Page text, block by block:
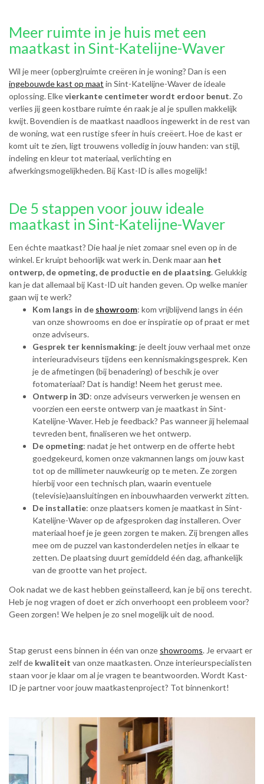
Meer ruimte in je huis met een
maatkast in Sint-Katelijne-Waver
Wil je meer (opberg)ruimte creëren in je woning? Dan is een
ingebouwde kast op maat in Sint-Katelijne-Waver de ideale
oplossing. Elkevierkante centimeter wordt erdoor benut. Zo
verlies jij geen kostbare ruimte én raak je al je spullen makkelijk
kwijt. Bovendien is de maatkast naadloos ingewerkt in de rest van
de woning, wat een rustige sfeer in huis creëert. Hoe de kast er
komt uit te zien, ligt trouwens volledig in jouw handen: van stijl,
indeling en kleur tot materiaal, verlichting en
afwerkingsmogelijkheden. Bij Kast-ID is alles mogelijk!
De 5 stappen voor jouw ideale
maatkast in Sint-Katelijne-Waver
Een échte maatkast? Die haal je niet zomaar snel even op in de
winkel. Er kruipt behoorlijk wat werk in. Denk maar aan het
ontwerp, de opmeting, de productie en de plaatsing. Gelukkig
kan je dat allemaal bij Kast-ID uit handen geven. Op welke manier
gaan wij te werk?
Kom langs in de showroom: kom vrijblijvend langs in één
van onze showrooms en doe er inspiratie op of praat er met
onze adviseurs.
Gesprek ter kennismaking: je deelt jouw verhaal met onze
interieuradviseurs tijdens een kennismakingsgesprek. Ken
je de afmetingen (bij benadering) of beschik je over
fotomateriaal? Dat is handig! Neem het gerust mee.
Ontwerp in 3D: onze adviseurs verwerken je wensen en
voorzien een eerste ontwerp van je maatkast in Sint-
Katelijne-Waver. Heb je feedback? Pas wanneer jij helemaal
tevreden bent, finaliseren we het ontwerp.
De opmeting: nadat je het ontwerp en de offerte hebt
goedgekeurd, komen onze vakmannen langs om jouw kast
tot op de millimeter nauwkeurig op te meten. Ze zorgen
hierbij voor een technisch plan, waarin eventuele
(televisie)aansluitingen en inbouwhaarden verwerkt zitten.
De installatie: onze plaatsers komen je maatkast in Sint-
Katelijne-Waver op de afgesproken dag installeren. Over
materiaal hoef je je geen zorgen te maken. Zij brengen alles
mee om de puzzel van kastonderdelen netjes in elkaar te
zetten. De plaatsing duurt gemiddeld één dag, afhankelijk
van de grootte van het project.
Ook nadat we de kast hebben geïnstalleerd, kan je bij ons terecht.
Heb je nog vragen of doet er zich onverhoopt een probleem voor?
Geen zorgen! We helpen je zo snel mogelijk uit de nood.
Stap gerust eens binnen in één van onze showrooms. Je ervaart er
zelf de kwaliteit van onze maatkasten. Onze interieurspecialisten
staan voor je klaar om al je vragen te beantwoorden. Wordt Kast-
ID je partner voor jouw maatkastenproject? Tot binnenkort!